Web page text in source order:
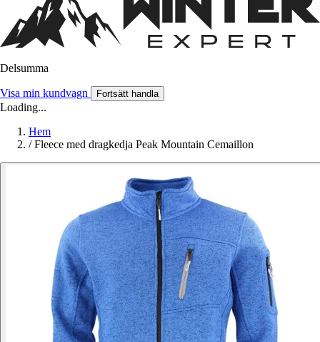
Delsumma
Visa min kundvagn Fortsätt handla
Loading...
Hem
/ Fleece med dragkedja Peak Mountain Cemaillon